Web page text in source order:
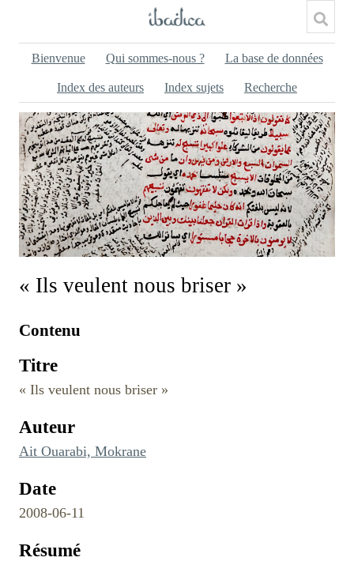
Bienvenue Qui sommes-nous ? La base de données
Index des auteurs Index sujets Recherche
« Ils veulent nous briser »
Contenu
Titre
« Ils veulent nous briser »
Auteur
Ait Ouarabi, Mokrane
Date
2008-06-11
Résumé